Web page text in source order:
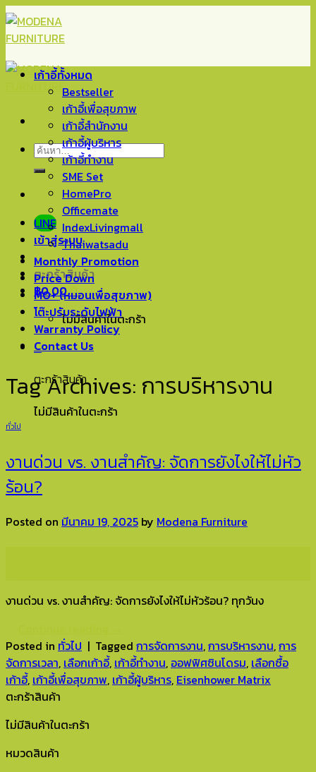
Skip
to
content
ค้นหา:
LINE
เข้าสู่ระบบ
ตะกร้าสินค้า
฿0.00 0
ไม่มีสินค้าในตะกร้า
0
ตะกร้าสินค้า
ไม่มีสินค้าในตะกร้า
เก้าอี้ทั้งหมด
Bestseller
เก้าอี้เพื่อสุขภาพ
เก้าอี้สำนักงาน
เก้าอี้ผู้บริหาร
เก้าอี้ทำงาน
SME Set
HomePro
Officemate
IndexLivingmall
Thaiwatsadu
Monthly Promotion
Price Down
MO+ (หมอนเพื่อสุขภาพ)
โต๊ะปรับระดับไฟฟ้า
Warranty Policy
Contact Us
Tag Archives: การบริหารงาน
ทั่วไป
งานด่วน vs. งานสำคัญ: จัดการยังไงให้ไม่หัว
ร้อน?
Posted on มีนาคม 19, 2025 by Modena Furniture
งานด่วน vs. งานสำคัญ: จัดการยังไงให้ไม่หัวร้อน? ทุกวันง
Posted in ทั่วไป | Tagged การจัดการงาน,การบริหารงาน,การ
จัดการเวลา, เลือกเก้าอี้, เก้าอี้ทำงาน, ออฟฟิศซินโดรม, เลือกซื้อ
เก้าอี้, เก้าอี้เพื่อสุขภาพ, เก้าอี้ผู้บริหาร, Eisenhower Matrix
ตะกร้าสินค้า
ไม่มีสินค้าในตะกร้า
หมวดสินค้า